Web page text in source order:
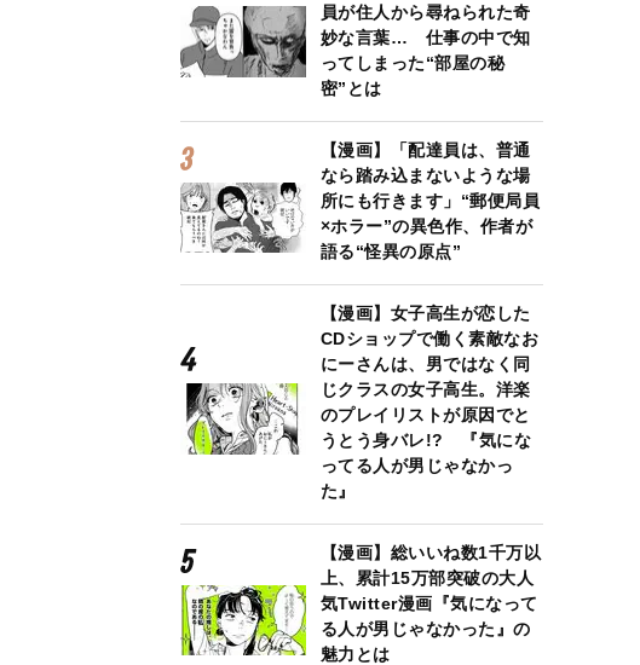
員が住人から尋ねられた奇
妙な言葉… 仕事の中で知
ってしまった“部屋の秘
密”とは
【漫画】「配達員は、普通
なら踏み込まないような場
所にも行きます」“郵便局員
×ホラー”の異色作、作者が
語る“怪異の原点”
【漫画】女子高生が恋した
CDショップで働く素敵なお
にーさんは、男ではなく同
じクラスの女子高生。洋楽
のプレイリストが原因でと
うとう身バレ!? 『気にな
ってる人が男じゃなかっ
た』
【漫画】総いいね数1千万以
上、累計15万部突破の大人
気Twitter漫画『気になって
る人が男じゃなかった』の
魅力とは